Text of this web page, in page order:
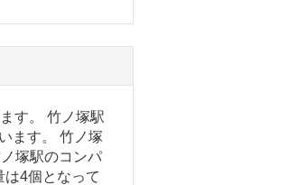
す。 竹ノ塚駅
ます。 竹ノ塚
塚駅のコンパ
4個となって